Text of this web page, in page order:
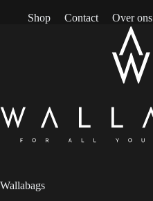
Shop Contact Over ons
Wallabags